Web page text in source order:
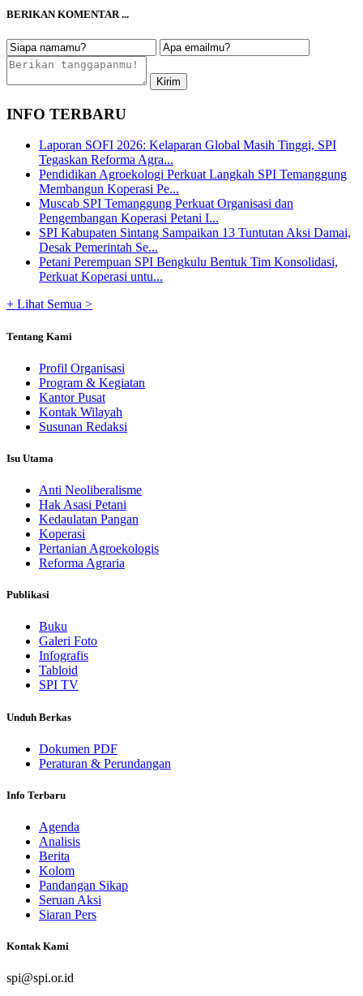
BERIKAN KOMENTAR ...
INFO TERBARU
Laporan SOFI 2026: Kelaparan Global Masih Tinggi, SPI
Tegaskan Reforma Agra...
Pendidikan Agroekologi Perkuat Langkah SPI Temanggung
Membangun Koperasi Pe...
Muscab SPI Temanggung Perkuat Organisasi dan
Pengembangan Koperasi Petani I...
SPI Kabupaten Sintang Sampaikan 13 Tuntutan Aksi Damai,
Desak Pemerintah Se...
Petani Perempuan SPI Bengkulu Bentuk Tim Konsolidasi,
Perkuat Koperasi untu...
+ Lihat Semua >
Tentang Kami
Profil Organisasi
Program & Kegiatan
Kantor Pusat
Kontak Wilayah
Susunan Redaksi
Isu Utama
Anti Neoliberalisme
Hak Asasi Petani
Kedaulatan Pangan
Koperasi
Pertanian Agroekologis
Reforma Agraria
Publikasi
Buku
Galeri Foto
Infografis
Tabloid
SPI TV
Unduh Berkas
Dokumen PDF
Peraturan & Perundangan
Info Terbaru
Agenda
Analisis
Berita
Kolom
Pandangan Sikap
Seruan Aksi
Siaran Pers
Kontak Kami
spi@spi.or.id